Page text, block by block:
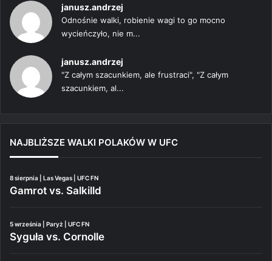
janusz.andrzej
Odnośnie walki, robienie wagi to go mocno
wycieńczyło, nie m...
janusz.andrzej
"Z całym szacunkiem, ale frustraci", "Z całym
szacunkiem, al...
NAJBLIŻSZE WALKI POLAKÓW W UFC
8 sierpnia | Las Vegas | UFC FN
Gamrot vs. Salkilld
5 września | Paryż | UFC FN
Syguła vs. Cornolle